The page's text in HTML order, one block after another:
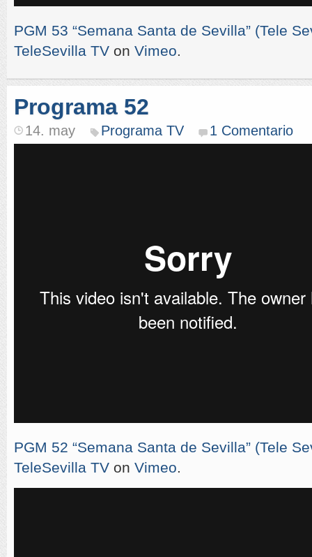
PGM 53 “Semana Santa de Sevilla” (Tele
TeleSevilla TV on Vimeo.
Programa 52
14. may Programa TV 1 Comentario
PGM 52 “Semana Santa de Sevilla” (Tele
TeleSevilla TV on Vimeo.